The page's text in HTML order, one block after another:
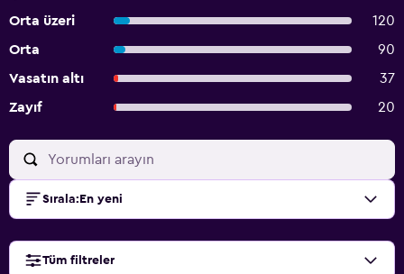
Orta üzeri
120
Orta
90
Vasatın altı
37
Zayıf
20
Sırala: En yeni
Tüm filtreler